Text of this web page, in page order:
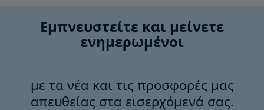
Εμπνευστείτε και μείνετε
ενημερωμένοι
με τα νέα και τις προσφορές μας
απευθείας στα εισερχόμενά σας.